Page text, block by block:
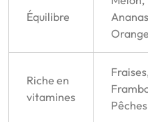
Équilibre
Orange
Riche en
vitamines
Fraises,
Pêches